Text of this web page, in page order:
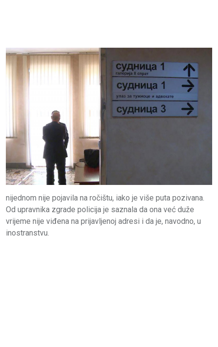
nijednom nije pojavila na ročištu, iako je više puta pozivana.
Od upravnika zgrade policija je saznala da ona već duže
vrijeme nije viđena na prijavljenoj adresi i da je, navodno, u
inostranstvu.